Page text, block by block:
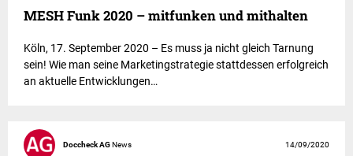
MESH Funk 2020 – mitfunken und mithalten
Köln, 17. September 2020 – Es muss ja nicht gleich Tarnung
sein! Wie man seine Marketingstrategie stattdessen erfolgreich
an aktuelle Entwicklungen…
Doccheck AGNews 14/09/2020